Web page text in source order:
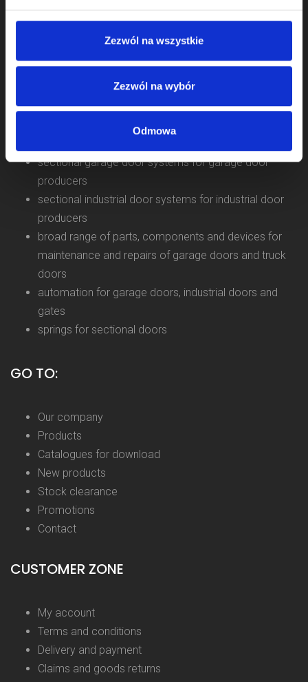
Zezwól na wszystkie
Zezwól na wybór
Odmowa
We started activity in door component business in 2009
and we operate as KOMPONENTY DO BRAM Sp. z o.o.
from 2011.
sectional garage door systems for garage door
producers
sectional industrial door systems for industrial door
producers
broad range of parts, components and devices for
maintenance and repairs of garage doors and truck
doors
automation for garage doors, industrial doors and
gates
springs for sectional doors
GO TO:
Our company
Products
Catalogues for download
New products
Stock clearance
Promotions
Contact
CUSTOMER ZONE
My account
Terms and conditions
Delivery and payment
Claims and goods returns